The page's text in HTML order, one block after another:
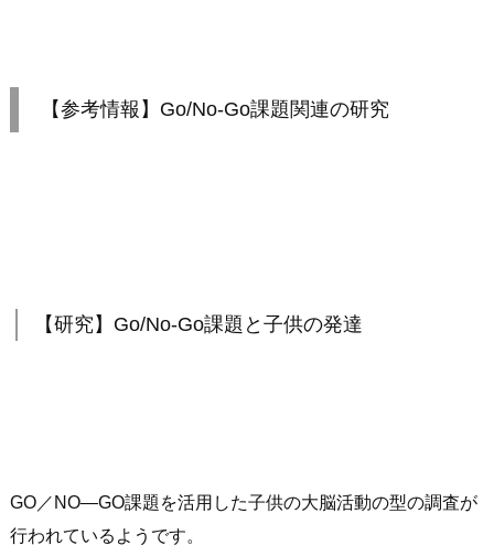
【参考情報】Go/No-Go課題関連の研究
【研究】Go/No-Go課題と子供の発達
GO／NO―GO課題を活用した子供の大脳活動の型の調査が
行われているようです。